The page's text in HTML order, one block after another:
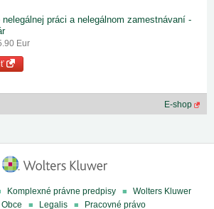
nelegálnej práci a nelegálnom zamestnávaní -
Eur
E-shop
Komplexné právne predpisy
Wolters Kluwer
Legalis Pracovné právo